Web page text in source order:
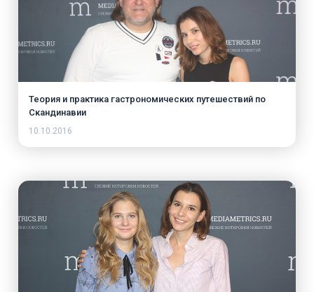
Теория и практика гастрономических путешествий по
Скандинавии
10.10.2016